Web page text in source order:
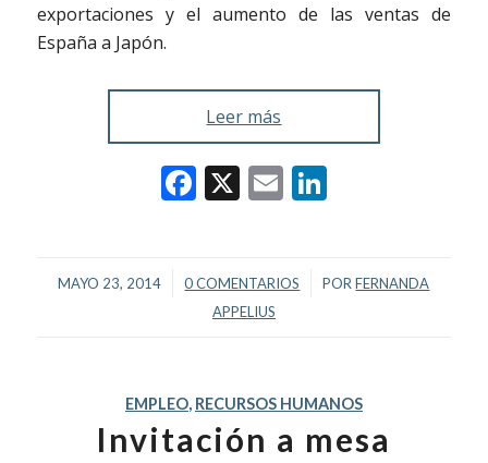
exportaciones y el aumento de las ventas de
España a Japón.
Leer más
Facebook
X EmailLinkedIn
MAYO 23, 2014
/ 0 COMENTARIOS
/ PORFERNANDA
APPELIUS
EMPLEO, RECURSOS HUMANOS
Invitación a mesa